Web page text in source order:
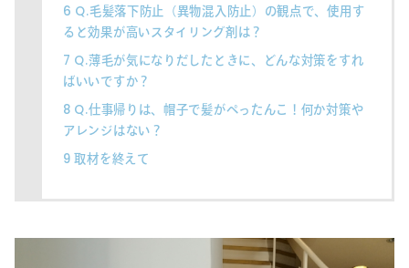
6 Q.毛髪落下防止（異物混入防止）の観点で、使用す
ると効果が高いスタイリング剤は？
7 Q.薄毛が気になりだしたときに、どんな対策をすれ
ばいいですか？
8 Q.仕事帰りは、帽子で髪がぺったんこ！何か対策や
アレンジはない？
9 取材を終えて